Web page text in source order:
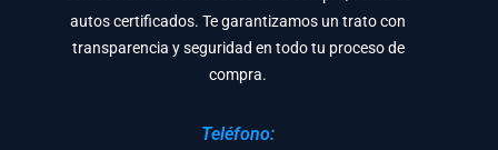
autos certificados. Te garantizamos un trato con
transparencia y seguridad en todo tu proceso de
compra.
Teléfono: